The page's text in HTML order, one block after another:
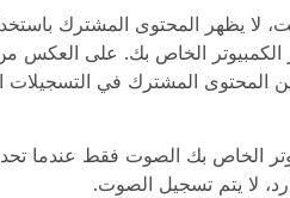
لا يظهر المحتوى المشترك
الكمبيوتر الخاص بك. على العكس
المحتوى المشترك في التسجيلات
الخاص بك الصوت فقط عندما
، لا يتم تسجيل الصوت.